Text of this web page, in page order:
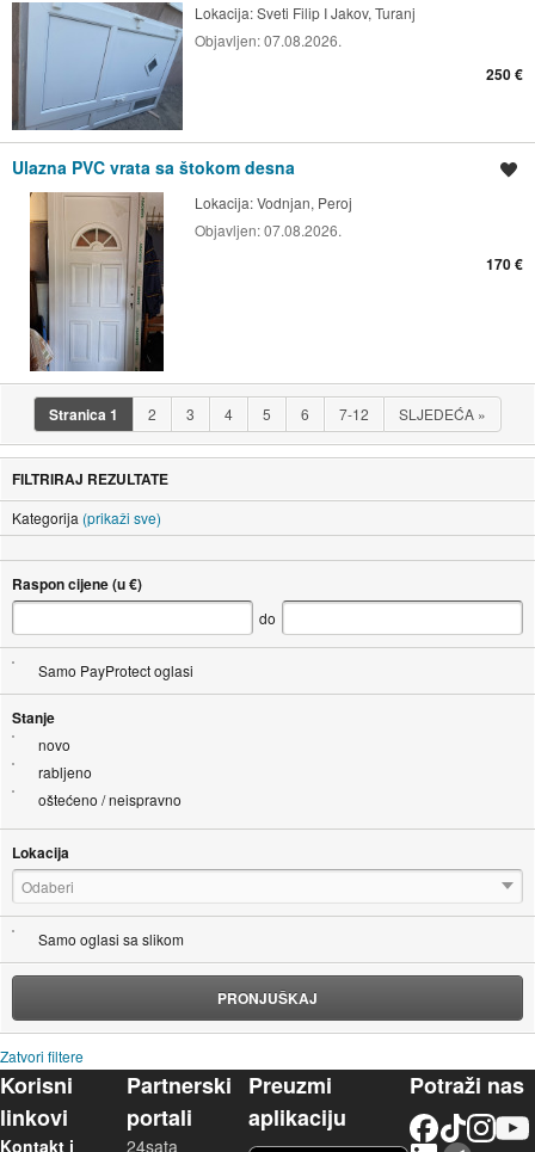
Lokacija:Sveti Filip I Jakov, Turanj
Objavljen:07.08.2026.
250 €
Ulazna PVC vrata sa štokom desna
Lokacija:Vodnjan, Peroj
Objavljen:07.08.2026.
170 €
Stranica1 2 3 4 5 6 7-12 SLJEDEĆA »
FILTRIRAJ REZULTATE
Kategorija (prikaži sve)
Raspon cijene (u €)
do
Samo PayProtect oglasi
Stanje
novo
rabljeno
oštećeno / neispravno
Lokacija
Odaberi
Samo oglasi sa slikom
PRONJUŠKAJ
Zatvori filtere
Korisni
linkovi
Kontakt i
Partnerski
portali
24sata
Preuzmi
aplikaciju
Potraži nas